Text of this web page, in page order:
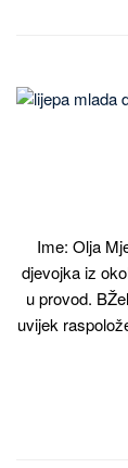
Ime: Olja
djevojka iz
u provod.
uvijek